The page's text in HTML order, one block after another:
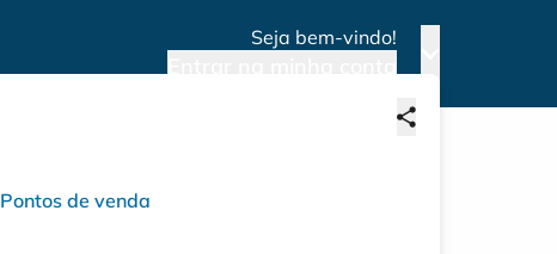
Seja bem-vindo!
Pontos de venda